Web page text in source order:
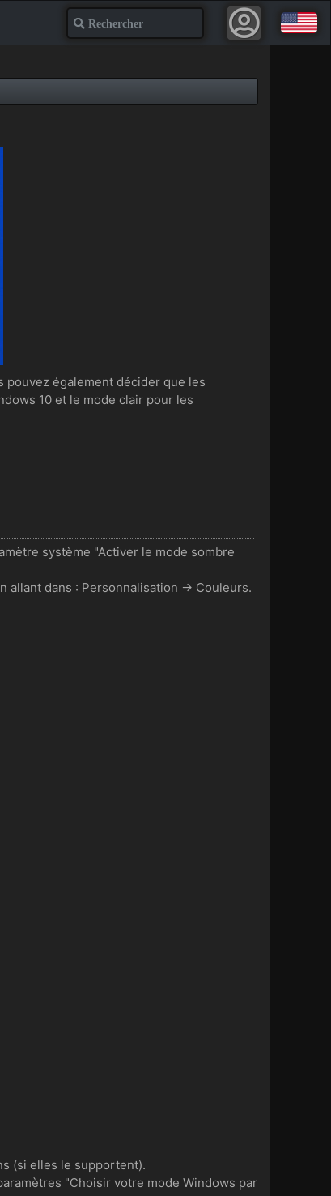
Recherche
pouvez également décider que les
10 et le mode clair pour les
système "Activer le mode sombre
allant dans : Personnalisation -> Couleurs.
(si elles le supportent).
"Choisir votre mode Windows par